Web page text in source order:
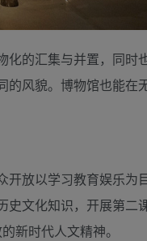
化的汇集与并置，同时
的风貌。博物馆也能在
开放以学习教育娱乐为
史文化知识，开展第二
新时代人文精神。